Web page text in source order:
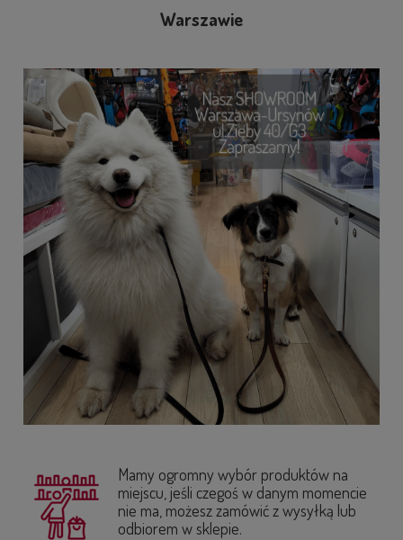
Warszawie
Mamy ogromny wybór produktów na
miejscu, jeśli czegoś w danym momencie
nie ma, możesz zamówić z wysyłką lub
odbiorem w sklepie.